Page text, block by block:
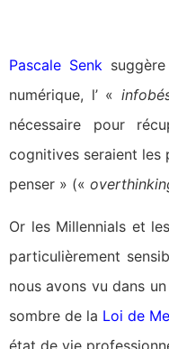
Pascale Senk
numérique, l’ «
nécessaire pour
cognitives seraient les
penser » («
Or les Millennials et
particulièrement
nous avons vu dans
sombre de la Loi de